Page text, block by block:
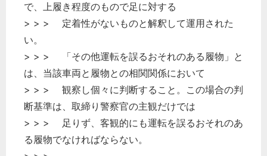
で、上履き程度のもので足に対する
> > > 定着性がないものと解釈して運用された
い。
> > > 「その他運転を誤るおそれのある履物」と
は、当該車両と履物との相関関係において
> > > 観察し個々に判断すること。この場合の判
断基準は、取締り警察官の主観だけでは
> > > 足りず、客観的にも運転を誤るおそれのあ
る履物でなければならない。